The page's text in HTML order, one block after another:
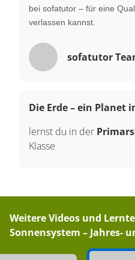
bei sofatutor – für eine
verlassen kannst.
sofatutor
Die Erde – ein Planet
lernst du in der
Klasse
Weitere Videos und
Sonnensystem – Jahres-